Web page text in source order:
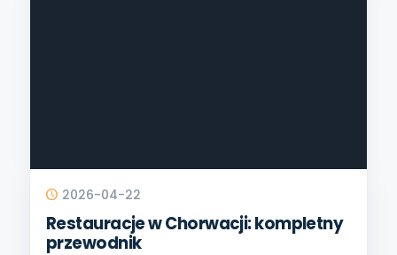
2026-04-22
Restauracje w Chorwacji: kompletny
przewodnik